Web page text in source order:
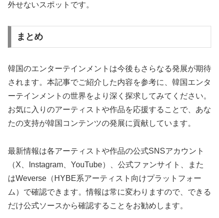
外せないスポットです。
まとめ
韓国のエンターテインメントは今後もさらなる発展が期待
されます。本記事でご紹介した内容を参考に、韓国エンタ
ーテインメントの世界をより深く探求してみてください。
お気に入りのアーティストや作品を応援することで、あな
たの支持が韓国コンテンツの発展に貢献しています。
最新情報は各アーティストや作品の公式SNSアカウント
（X、Instagram、YouTube）、公式ファンサイト、また
はWeverse（HYBE系アーティスト向けプラットフォー
ム）で確認できます。情報は常に変わりますので、できる
だけ公式ソースから確認することをお勧めします。